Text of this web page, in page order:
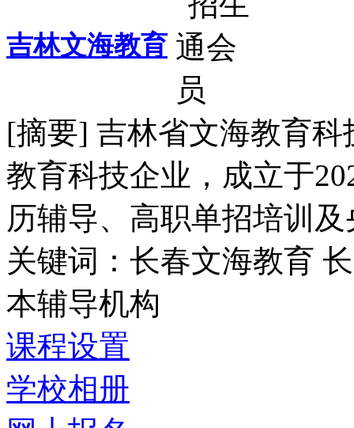
吉林文海教育
[摘要] 吉林省文海教育
教育科技企业，成立于
历辅导、高职单招培训
关键词：长春文海教育
本辅导机构
课程设置
学校相册